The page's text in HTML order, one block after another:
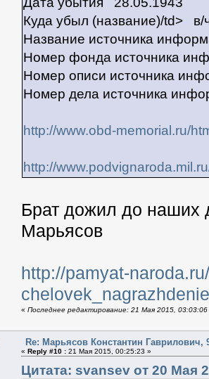
Куда убыл (название)/td>
Название источника
Номер фонда источника
Номер описи источника
Номер дела источника
http://www.obd-memorial.ru/
http://
Брат дожил до наших
Марьясов
http://pamyat-
« Последнее редактирование: 21 Мая 2015,
Re: Марьясов Константин Гаврилович,
« Reply #10 :21 Мая 2015, 00:25:23 »
Цитата: svansev от 20 Мая